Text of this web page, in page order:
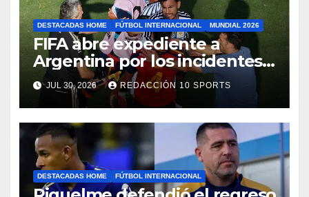
DESTACADAS HOME FÚTBOL INTERNACIONAL MUNDIAL 2026
FIFA abre expediente a
Argentina por los incidentes
en la final del Mundial
JUL 30, 2026 REDACCIÓN 10 SPORTS
DESTACADAS HOME FÚTBOL INTERNACIONAL